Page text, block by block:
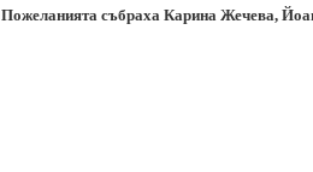
Пожеланията събраха Карина Жечева,